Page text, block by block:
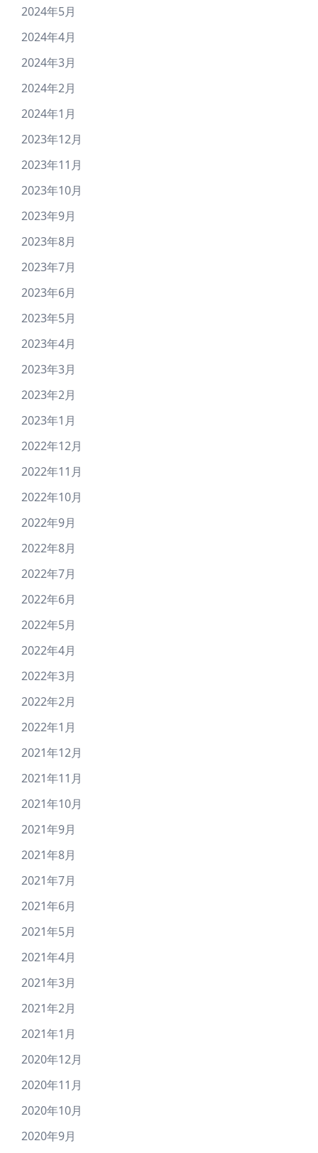
2024年5月
2024年4月
2024年3月
2024年2月
2024年1月
2023年12月
2023年11月
2023年10月
2023年9月
2023年8月
2023年7月
2023年6月
2023年5月
2023年4月
2023年3月
2023年2月
2023年1月
2022年12月
2022年11月
2022年10月
2022年9月
2022年8月
2022年7月
2022年6月
2022年5月
2022年4月
2022年3月
2022年2月
2022年1月
2021年12月
2021年11月
2021年10月
2021年9月
2021年8月
2021年7月
2021年6月
2021年5月
2021年4月
2021年3月
2021年2月
2021年1月
2020年12月
2020年11月
2020年10月
2020年9月